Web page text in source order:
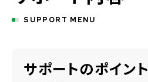
SUPPORT MENU
サポートのポイント